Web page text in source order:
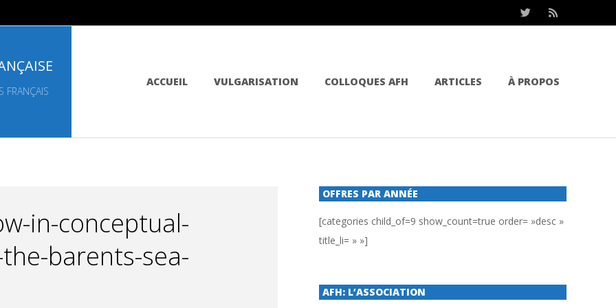
FRANÇAIS
ACCUEIL VULGARISATION COLLOQUES AFH ARTICLES À PROPOS
in-conceptual-
barents-sea-
OFFRES PAR ANNÉE
[categories child_of=9 show_count=true order= »desc »
title_li= » »]
AFH: L’ASSOCIATION